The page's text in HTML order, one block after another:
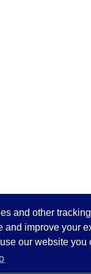
and other
and improve your
our website you